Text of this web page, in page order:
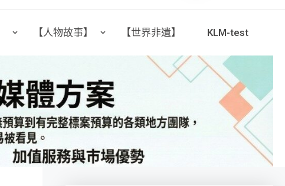
【人物故事】 【世界非遺】 KLM-test